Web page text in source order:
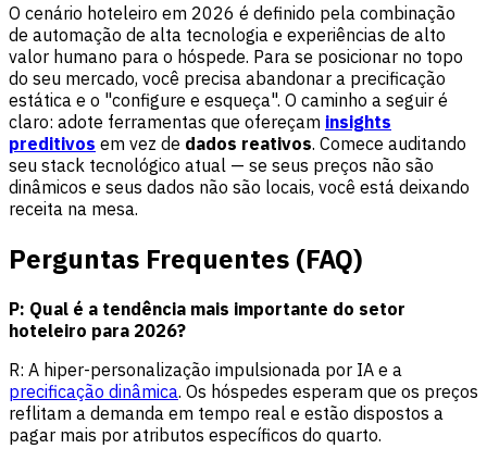
O cenário hoteleiro em 2026 é definido pela combinação
de automação de alta tecnologia e experiências de alto
valor humano para o hóspede. Para se posicionar no topo
do seu mercado, você precisa abandonar a precificação
estática e o "configure e esqueça". O caminho a seguir é
claro: adote ferramentas que ofereçam insights
preditivos em vez de dados reativos. Comece auditando
seu stack tecnológico atual — se seus preços não são
dinâmicos e seus dados não são locais, você está deixando
receita na mesa.
Perguntas Frequentes (FAQ)
P: Qual é a tendência mais importante do setor
hoteleiro para 2026?
R: A hiper-personalização impulsionada por IA e a
precificação dinâmica. Os hóspedes esperam que os preços
reflitam a demanda em tempo real e estão dispostos a
pagar mais por atributos específicos do quarto.